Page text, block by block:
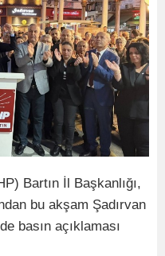
Bartın İl Başkanlığı,
bu akşam Şadırvan
basın açıklaması